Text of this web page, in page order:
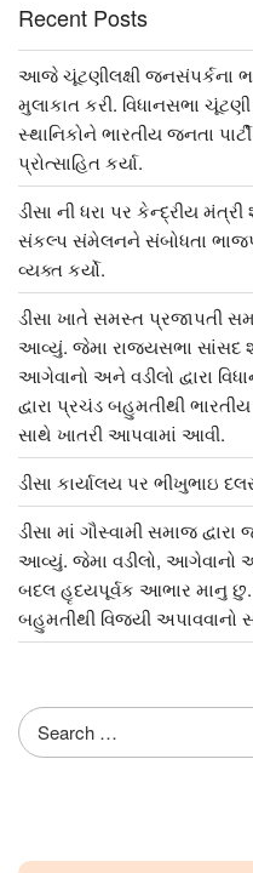
Recent Posts
આજે ચૂંટણીલક્ષી જનસંપર્કના
મુલાકાત કરી. વિધાનસભા
સ્થાનિકોને ભારતીય જનતા
પ્રોત્સાહિત કર્યા.
ડીસા ની ધરા પર કેન્દ્રીય
સંકલ્પ સંમેલનને સંબોધતા
વ્યક્ત કર્યો.
ડીસા ખાતે સમસ્ત પ્રજાપતી
આવ્યું. જેમા રાજ્યસભા સાંસદ
આગેવાનો અને વડીલો દ્વારા
દ્વારા પ્રચંડ બહુમતીથી
સાથે ખાતરી આપવામાં આવી.
ડીસા કાર્યાલય પર ભીખુભાઇ
ડીસા માં ગૌસ્વામી સમાજ
આવ્યું. જેમા વડીલો, આગેવાનો
બદલ હૃદયપૂર્વક આભાર માનુ છુ.
બહુમતીથી વિજયી અપાવવાનો
Search
for: